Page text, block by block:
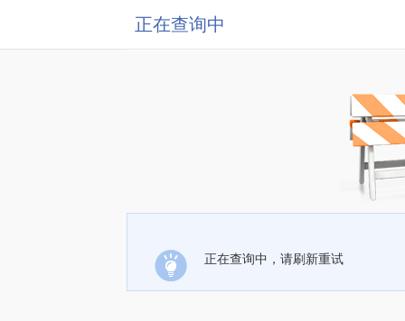
正在查询中
正在查询中，请刷新重试